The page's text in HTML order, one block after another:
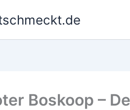
Boskoop –